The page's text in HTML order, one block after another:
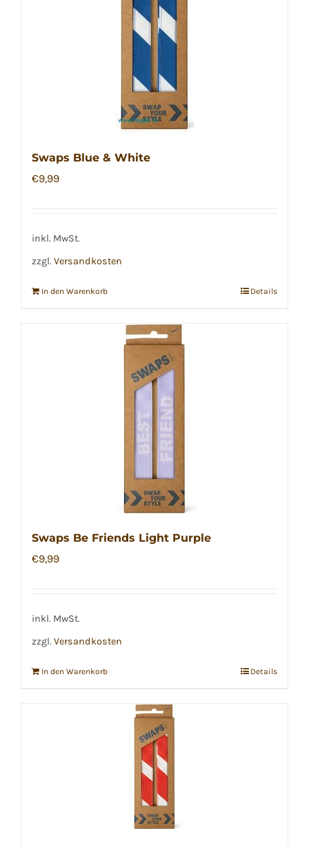
Swaps Blue & White
€9,99
inkl. MwSt.
zzgl. Versandkosten
In den Warenkorb Details
Swaps Be Friends Light Purple
€9,99
inkl. MwSt.
zzgl. Versandkosten
In den Warenkorb Details